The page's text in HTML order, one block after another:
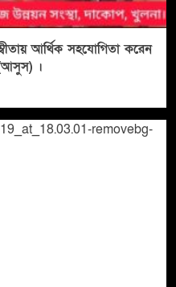
আর্থিক সহযোগিতা করেন
।